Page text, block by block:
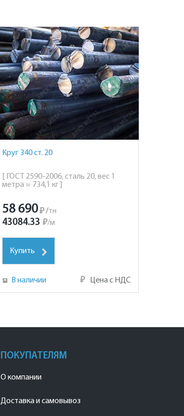
Круг 340 ст. 20
[ ГОСТ 2590-2006, сталь 20, вес 1
метра = 734,1 кг ]
58 690 ₽ /тн
43084.33 ₽/м
Купить
В наличии ₽ Цена с НДС
ПОКУПАТЕЛЯМ
О компании
Доставка и самовывоз